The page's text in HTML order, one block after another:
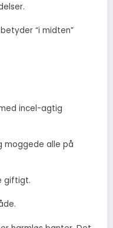
“i midten”
incel-agtig
moggede alle på
giftigt.